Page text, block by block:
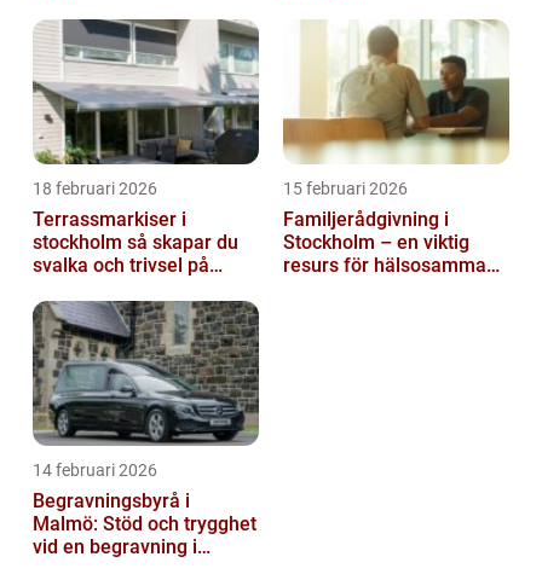
18 februari 2026
Terrassmarkiser i
stockholm så skapar du
svalka och trivsel på
15 februari 2026
Familjerådgivning i
Stockholm – en viktig
resurs för hälsosamma
14 februari 2026
Begravningsbyrå i
Malmö: Stöd och trygghet
vid en begravning i